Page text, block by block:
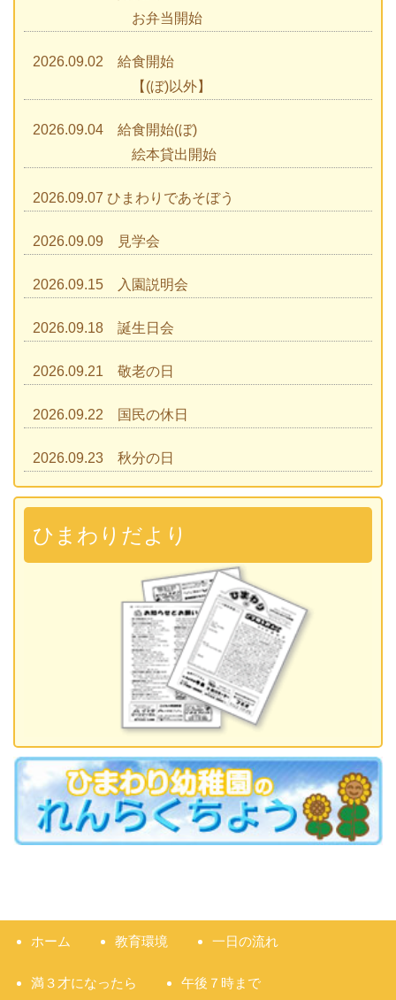
お弁当開始
2026.09.02 給食開始
【(ぼ)以外】
2026.09.04 給食開始(ぼ)
絵本貸出開始
2026.09.07 ひまわりであそぼう
2026.09.09 見学会
2026.09.15 入園説明会
2026.09.18 誕生日会
2026.09.21 敬老の日
2026.09.22 国民の休日
2026.09.23 秋分の日
2026.09.28 運動会
準備説明会
ひまわりだより
ホーム 教育環境 一日の流れ
満３才になったら 午後７時まで